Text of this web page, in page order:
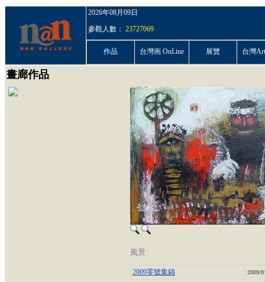
2026年08月09日
參觀人數： 23727069
作品 台灣画 OnLine 展覽 台灣
畫廊作品
風景
2009零號集錦 2009/